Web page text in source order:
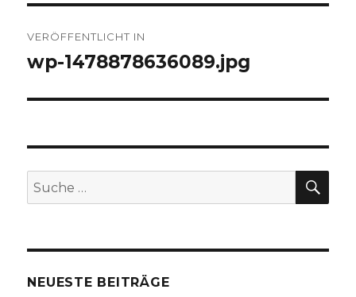
VERÖFFENTLICHT IN
wp-1478878636089.jpg
Suche
nach:
NEUESTE BEITRÄGE